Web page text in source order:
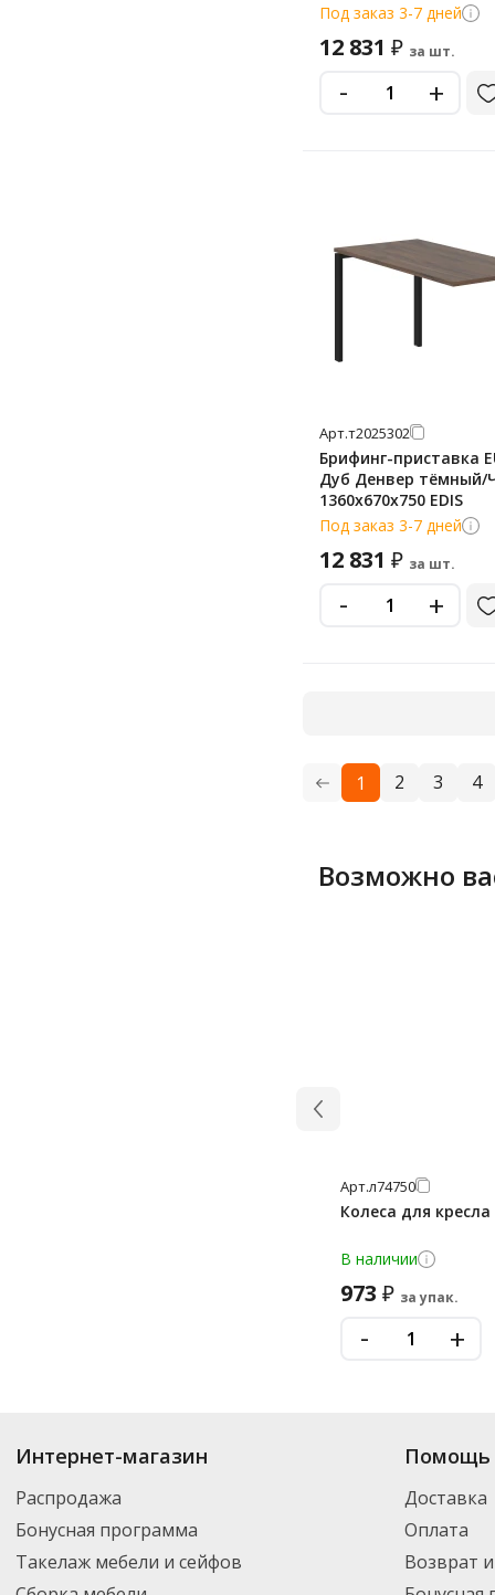
Под заказ 3-7 дней
12 831 ₽ за шт.
- +
Арт.т2025302
Брифинг-приставка
Дуб Денвер тёмный/
1360х670х750 EDIS
Под заказ 3-7 дней
12 831 ₽ за шт.
- +
1 2 3 4
Возможно
Арт.л74750
Колеса для
В наличии
973 ₽ за упак.
- +
Купить
. В
новинки. Вы можете выбрать нужный товар и добавить его в корзину
России – партнерской транспортной компанией DPD. Для постоянных
Интернет-магазин
Распродажа
Бонусная программа
Такелаж мебели и сейфов
Помощь
Доставка
Оплата
Возврат